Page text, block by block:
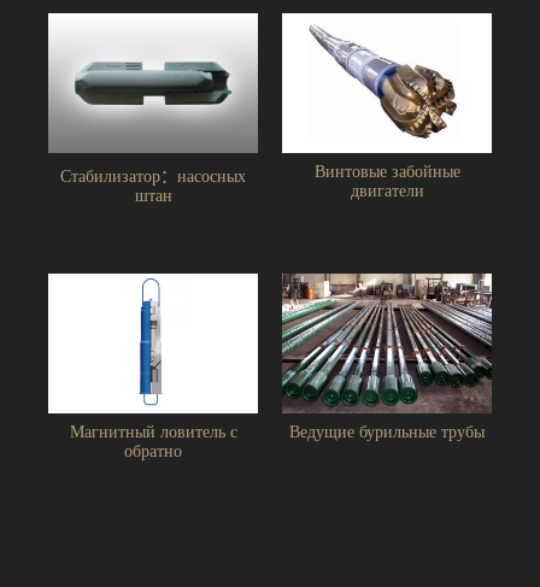
Стабилизатор：насосных
штан
Винтовые забойные
двигатели
Магнитный ловитель с
обратно
Ведущие бурильные трубы